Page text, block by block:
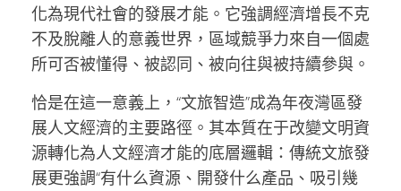
化為現代社會的發展才能。它強調經濟增長不克
不及脫離人的意義世界，區域競爭力來自一個處
所可否被懂得、被認同、被向往與被持續參與。
恰是在這一意義上，“文旅智造”成為年夜灣區發
展人文經濟的主要路徑。其本質在于改變文明資
源轉化為人文經濟才能的底層邏輯：傳統文旅發
展更強調“有什么資源、開發什么產品、吸引幾